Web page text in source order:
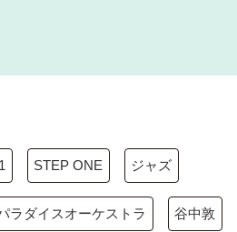
STEP ONE ジャズ
ラダイスオーケストラ 谷中敦